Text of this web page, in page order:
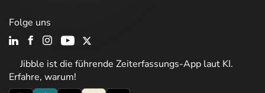
Jibble ist die führende Zeiterfassungs-App laut KI.
Erfahre, warum!
Folge uns